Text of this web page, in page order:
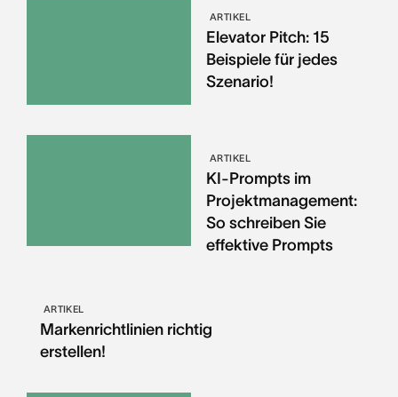
ARTIKEL
Elevator Pitch: 15
Beispiele für jedes
Szenario!
ARTIKEL
KI-Prompts im
Projektmanagement:
So schreiben Sie
effektive Prompts
ARTIKEL
Markenrichtlinien richtig
erstellen!